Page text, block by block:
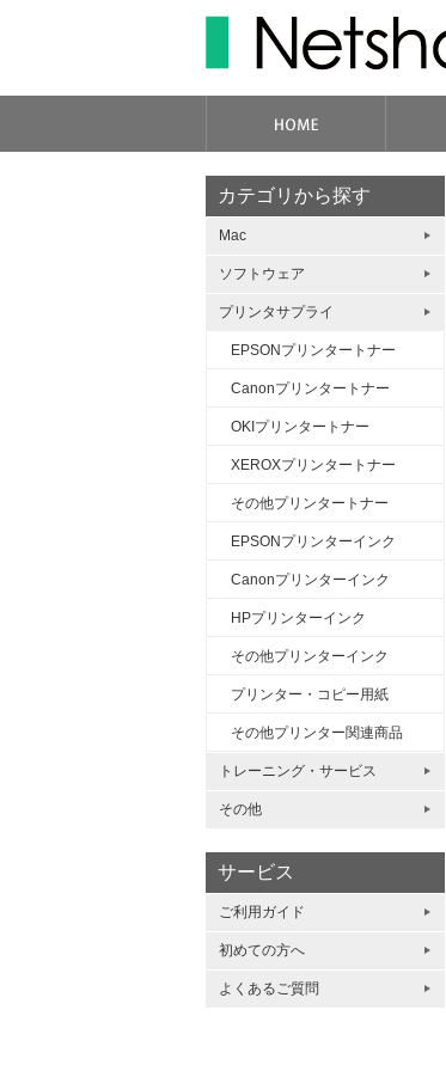
カテゴリから探す
Mac
ソフトウェア
プリンタサプライ
EPSONプリンタートナー
Canonプリンタートナー
OKIプリンタートナー
XEROXプリンタートナー
その他プリンタートナー
EPSONプリンターインク
Canonプリンターインク
HPプリンターインク
その他プリンターインク
プリンター・コピー用紙
その他プリンター関連商品
トレーニング・サービス
その他
サービス
ご利用ガイド
初めての方へ
よくあるご質問